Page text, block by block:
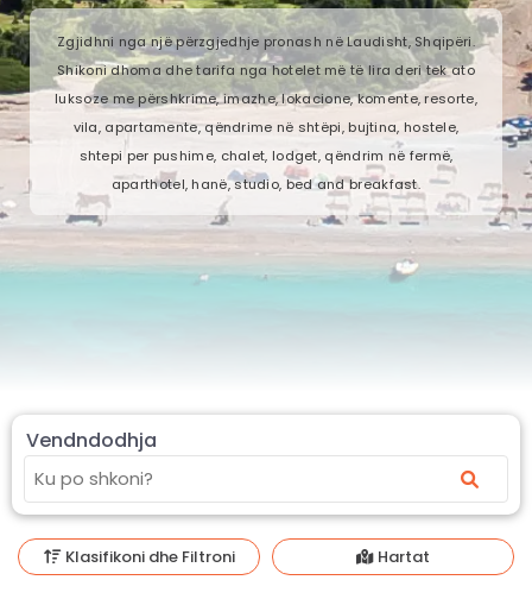
Zgjidhni nga një përzgjedhje pronash në Laudisht, Shqipëri.
Shikoni dhoma dhe tarifa nga hotelet më të lira deri tek ato
luksoze me përshkrime, imazhe, lokacione, komente, resorte,
vila, apartamente, qëndrime në shtëpi, bujtina, hostele,
shtepi per pushime, chalet, lodget, qëndrim në fermë,
aparthotel, hanë, studio, bed and breakfast.
Vendndodhja
Klasifikoni dhe Filtroni Hartat